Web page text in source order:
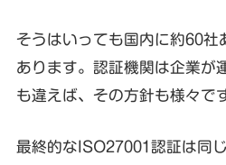
そうはいっても国内に約60社
あります。認証機関は企業が
も違えば、その方針も様々で
最終的なISO27001認証は同